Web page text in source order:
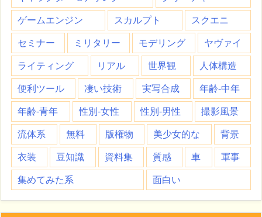
ゲームエンジン
スカルプト
スクエニ
セミナー
ミリタリー モデリング
ヤヴァイ
ライティング
リアル 世界観
人体構造
便利ツール
凄い技術 実写合成
年齢-中年
年齢-青年
性別-女性 性別-男性
撮影風景
流体系
無料 版権物 美少女的な
背景
衣装
豆知識 資料集 質感 車
軍事
集めてみた系
面白い